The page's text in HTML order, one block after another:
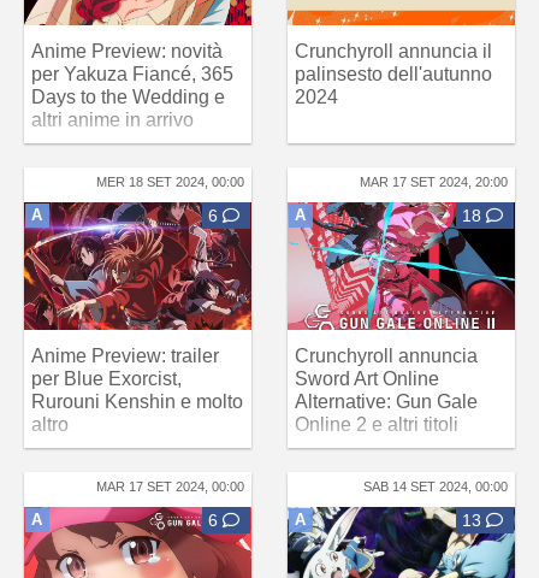
Anime Preview: novità
per Yakuza Fiancé, 365
Days to the Wedding e
altri anime in arrivo
Crunchyroll annuncia il
palinsesto dell'autunno
2024
MER 18 SET 2024, 00:00
A 6
Anime Preview: trailer
per Blue Exorcist,
Rurouni Kenshin e molto
altro
MAR 17 SET 2024, 20:00
A 18
Crunchyroll annuncia
Sword Art Online
Alternative: Gun Gale
Online 2 e altri titoli
MAR 17 SET 2024, 00:00
A 6
SAB 14 SET 2024, 00:00
A 13